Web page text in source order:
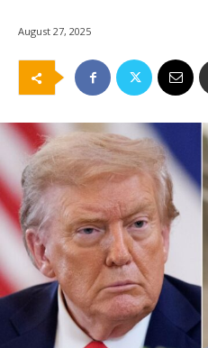
August 27, 2025